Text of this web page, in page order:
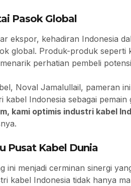
Pasok Global
ekspor, kehadiran Indonesia
global. Produk-produk seperti
perhatian pembeli
Noval Jamalullail, pameran
kabel Indonesia sebagai pemain
kami optimis industri kabel
Pusat Kabel Dunia
ini menjadi cerminan sinergi
kabel Indonesia tidak hanya